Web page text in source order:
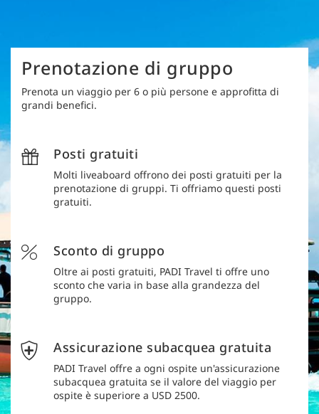
Prenotazione di gruppo
Prenota un viaggio per 6 o più persone e approfitta di
grandi benefici.
Posti gratuiti
Molti liveaboard offrono dei posti gratuiti per la
prenotazione di gruppi. Ti offriamo questi posti
gratuiti.
Sconto di gruppo
Oltre ai posti gratuiti, PADI Travel ti offre uno
sconto che varia in base alla grandezza del
gruppo.
Assicurazione subacquea gratuita
PADI Travel offre a ogni ospite un'assicurazione
subacquea gratuita se il valore del viaggio per
ospite è superiore a USD 2500.